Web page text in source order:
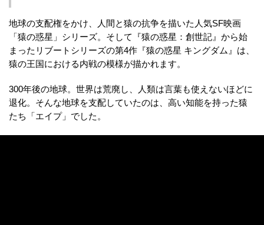
地球の支配権をかけ、人間と猿の抗争を描いた人気SF映画
「猿の惑星」シリーズ。そして『猿の惑星：創世記』から始
まったリブートシリーズの第4作『猿の惑星 キングダム』は、
猿の王国における内戦の模様が描かれます。
300年後の地球。世界は荒廃し、人類は言葉も使えないほどに
退化。そんな地球を支配していたのは、高い知能を持った猿
たち「エイプ」でした。